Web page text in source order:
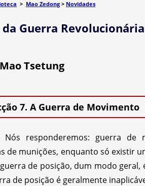
> Mao Zedong > Novidades
Guerra
Mao Tsetung
7. A Guerra de Movimento
responderemos: guerra de
de munições, enquanto só existir
de posição, dum modo geral,
de posição é geralmente